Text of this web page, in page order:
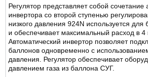
Регулятор представляет собой сочетание
инвертора со второй ступенью
низкого давления 924N используется
и обеспечивает максимальный расход в 4
Автоматический инвертор позволяет
баллонов одновременно с
давления. Регулятор обеспечивает
давлением газа из баллона СУГ.